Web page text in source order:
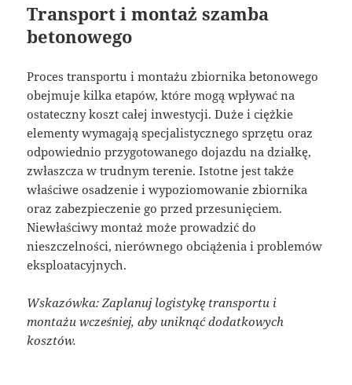
Transport i montaż szamba
betonowego
Proces transportu i montażu zbiornika betonowego
obejmuje kilka etapów, które mogą wpływać na
ostateczny koszt całej inwestycji. Duże i ciężkie
elementy wymagają specjalistycznego sprzętu oraz
odpowiednio przygotowanego dojazdu na działkę,
zwłaszcza w trudnym terenie. Istotne jest także
właściwe osadzenie i wypoziomowanie zbiornika
oraz zabezpieczenie go przed przesunięciem.
Niewłaściwy montaż może prowadzić do
nieszczelności, nierównego obciążenia i problemów
eksploatacyjnych.
Wskazówka: Zaplanuj logistykę transportu i
montażu wcześniej, aby uniknąć dodatkowych
kosztów.